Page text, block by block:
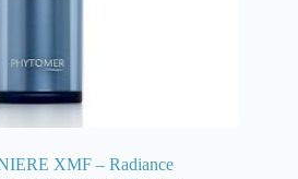
XMF – Radiance